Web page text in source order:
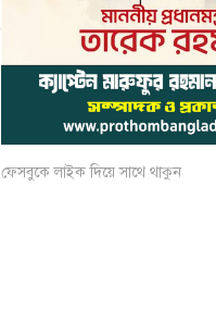
ফেসবুকে লাইক দিয়ে সাথে থাকুন